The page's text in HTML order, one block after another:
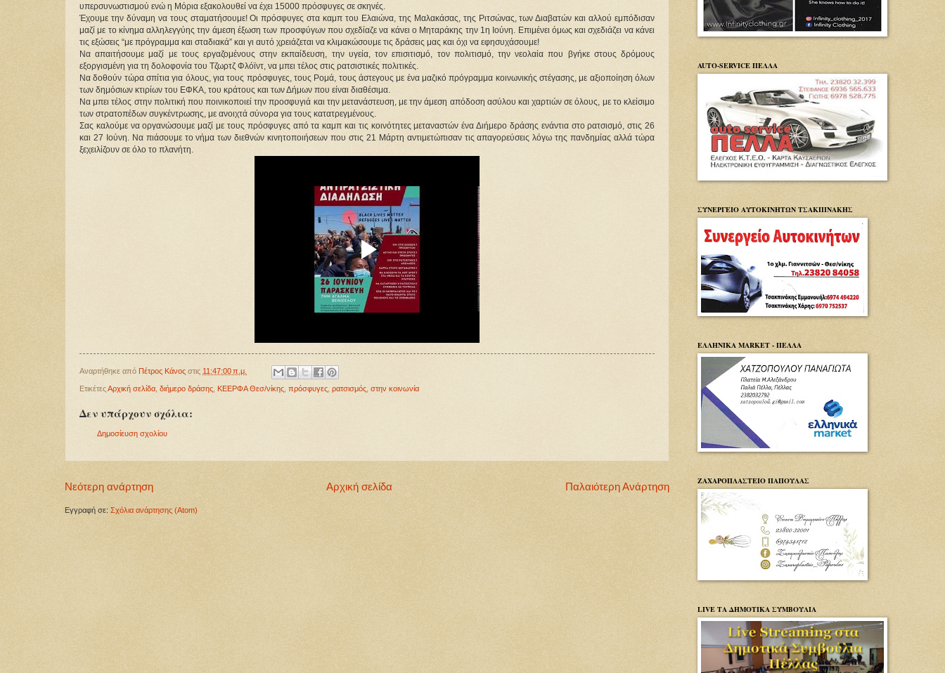
υπερσυνωστισμού ενώ η Μόρια εξακολουθεί να έχει 15000 πρόσφυγες σε σκηνές.
Έχουμε την δύναμη να τους σταματήσουμε! Οι πρόσφυγες στα καμπ του Ελαιώνα, της Μαλακάσας, της Ριτσώνας, των Διαβατών και αλλού εμπόδισαν
μαζί με το κίνημα αλληλεγγύης την άμεση έξωση των προσφύγων που σχεδίαζε να κάνει ο Μηταράκης την 1η Ιούνη. Επιμένει όμως και σχεδιάζει να κάνει
τις εξώσεις “με πρόγραμμα και σταδιακά” και γι αυτό χρειάζεται να κλιμακώσουμε τις δράσεις μας και όχι να εφησυχάσουμε!
Να απαιτήσουμε μαζί με τους εργαζομένους στην εκπαίδευση, την υγεία, τον επισιτισμό, τον πολιτισμό, την νεολαία που βγήκε στους δρόμους
εξοργισμένη για τη δολοφονία του Τζωρτζ Φλόϊντ, να μπει τέλος στις ρατσιστικές πολιτικές.
Να δοθούν τώρα σπίτια για όλους, για τους πρόσφυγες, τους Ρομά, τους άστεγους με ένα μαζικό πρόγραμμα κοινωνικής στέγασης, με αξιοποίηση όλων
των δημόσιων κτιρίων του ΕΦΚΑ, του κράτους και των Δήμων που είναι διαθέσιμα.
Να μπει τέλος στην πολιτική που ποινικοποιεί την προσφυγιά και την μετανάστευση, με την άμεση απόδοση ασύλου και χαρτιών σε όλους, με το κλείσιμο
των στρατοπέδων συγκέντρωσης, με ανοιχτά σύνορα για τους κατατρεγμένους.
Σας καλούμε να οργανώσουμε μαζί με τους πρόσφυγες από τα καμπ και τις κοινότητες μεταναστών ένα Διήμερο δράσης ενάντια στο ρατσισμό, στις 26
και 27 Ιούνη. Να πιάσουμε το νήμα των διεθνών κινητοποιήσεων που στις 21 Μάρτη αντιμετώπισαν τις απαγορεύσεις λόγω της πανδημίας αλλά τώρα
ξεχειλίζουν σε όλο το πλανήτη.
Αναρτήθηκε από Πέτρος Κάνος στις 11:47:00 π.μ.
ΕτικέτεςΑρχική σελίδα διήμερο δράσης ΚΕΕΡΦΑ Θεσ/νίκης πρόσφυγες ρατσισμός στην κοινωνία
Δεν υπάρχουν σχόλια:
Δημοσίευση σχολίου
Νεότερη ανάρτηση Παλαιότερη Ανάρτηση
Αρχική σελίδα
Εγγραφή σε: Σχόλια ανάρτησης (Atom)
AUTO-SERVICE ΠΕΛΛΑ
ΣΥΝΕΡΓΕΙΟ ΑΥΤΟΚΙΝΗΤΩΝ ΤΣΑΚΠΙΝΑΚΗΣ
ΕΛΛΗΝΙΚΑ MARKET - ΠΕΛΛΑ
ΖΑΧΑΡΟΠΛΑΣΤΕΙΟ ΠΑΠΟΥΛΑΣ
LIVE ΤΑ ΔΗΜΟΤΙΚΑ ΣΥΜΒΟΥΛΙΑ